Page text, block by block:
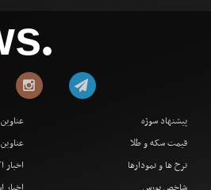
●
پیشنهاد سوژه
قیمت سکه و طلا
نرخ ها و نمودارها
اخبار